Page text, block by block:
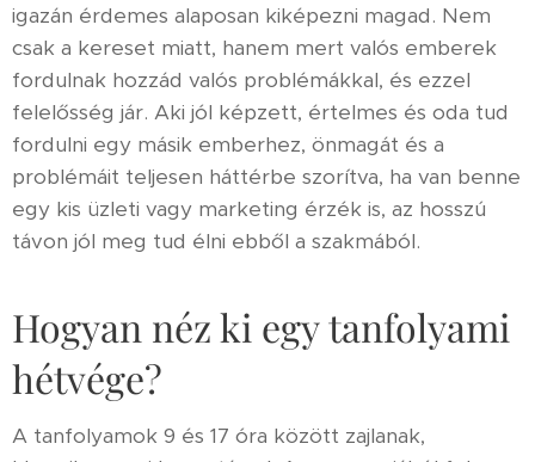
igazán érdemes alaposan kiképezni magad. Nem
csak a kereset miatt, hanem mert valós emberek
fordulnak hozzád valós problémákkal, és ezzel
felelősség jár. Aki jól képzett, értelmes és oda tud
fordulni egy másik emberhez, önmagát és a
problémáit teljesen háttérbe szorítva, ha van benne
egy kis üzleti vagy marketing érzék is, az hosszú
távon jól meg tud élni ebből a szakmából.
Hogyan néz ki egy tanfolyami
hétvége?
A tanfolyamok 9 és 17 óra között zajlanak,